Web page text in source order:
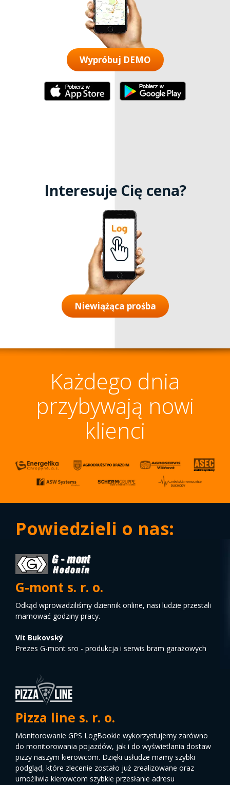
Wypróbuj DEMO
Interesuje Cię cena?
Niewiążąca prośba
Każdego dnia
przybywają nowi
klienci
Powiedzieli o nas:
G-mont s. r. o.
Odkąd wprowadziliśmy dziennik online, nasi ludzie przestali
marnować godziny pracy.
Vít Bukovský
Prezes G-mont sro - produkcja i serwis bram garażowych
Pizza line s. r. o.
Monitorowanie GPS LogBookie wykorzystujemy zarówno
do monitorowania pojazdów, jak i do wyświetlania dostaw
pizzy naszym kierowcom. Dzięki usłudze mamy szybki
podgląd, które zlecenie zostało już zrealizowane oraz
umożliwia kierowcom szybkie przesłanie adresu